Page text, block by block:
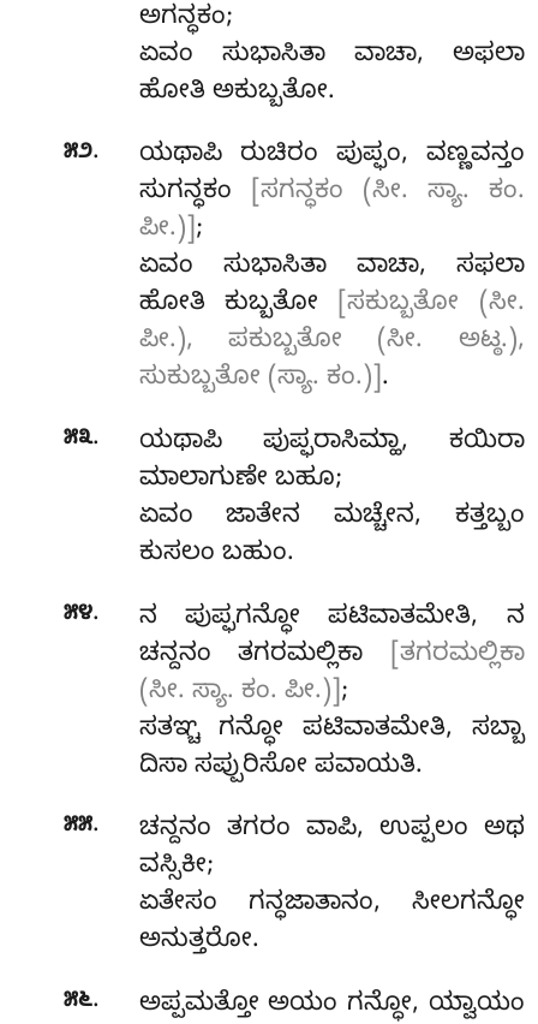
ಅಗನ್ಧಕಂ;
ಏವಂ ಸುಭಾಸಿತಾ ವಾಚಾ, ಅಫಲಾ
ಹೋತಿ ಅಕುಬ್ಬತೋ.
೫೨. ಯಥಾಪಿ ರುಚಿರಂ ಪುಪ್ಫಂ, ವಣ್ಣವನ್ತಂ
ಸುಗನ್ಧಕಂ
[ಸಗನ್ಧಕಂ (ಸೀ. ಸ್ಯಾ. ಕಂ.
ಪೀ.)] ;
ಏವಂ ಸುಭಾಸಿತಾ ವಾಚಾ, ಸಫಲಾ
ಹೋತಿ ಕುಬ್ಬತೋ
[ಸಕುಬ್ಬತೋ (ಸೀ.
ಪೀ.), ಪಕುಬ್ಬತೋ (ಸೀ. ಅಟ್ಠ.),
ಸುಕುಬ್ಬತೋ (ಸ್ಯಾ. ಕಂ.)] .
೫೩. ಯಥಾಪಿ ಪುಪ್ಫರಾಸಿಮ್ಹಾ, ಕಯಿರಾ
ಮಾಲಾಗುಣೇ ಬಹೂ;
ಏವಂ ಜಾತೇನ ಮಚ್ಚೇನ, ಕತ್ತಬ್ಬಂ
ಕುಸಲಂ ಬಹುಂ.
೫೪.
ನ ಪುಪ್ಫಗನ್ಧೋ ಪಟಿವಾತಮೇತಿ, ನ
ಚನ್ದನಂ ತಗರಮಲ್ಲಿಕಾ
[ತಗರಮಲ್ಲಿಕಾ
(ಸೀ. ಸ್ಯಾ. ಕಂ. ಪೀ.)] ;
ಸತಞ್ಚ ಗನ್ಧೋ ಪಟಿವಾತಮೇತಿ, ಸಬ್ಬಾ
ದಿಸಾ ಸಪ್ಪುರಿಸೋ ಪವಾಯತಿ.
೫೫.
ಚನ್ದನಂ ತಗರಂ ವಾಪಿ, ಉಪ್ಪಲಂ ಅಥ
ವಸ್ಸಿಕೀ;
ಏತೇಸಂ ಗನ್ಧಜಾತಾನಂ, ಸೀಲಗನ್ಧೋ
ಅನುತ್ತರೋ.
೫೬.
ಅಪ್ಪಮತ್ತೋ ಅಯಂ ಗನ್ಧೋ, ಯ್ವಾಯಂ